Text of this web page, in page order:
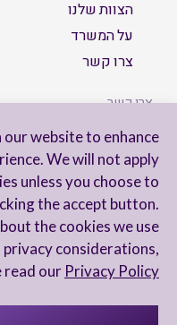
our website to enhance
We will not apply
unless you choose to
the accept button.
the cookies we use
considerations,
read our Privacy Policy
הצוות שלנו
על המשרד
צרו קשר
צרו קשר
הישארו מעודכנים